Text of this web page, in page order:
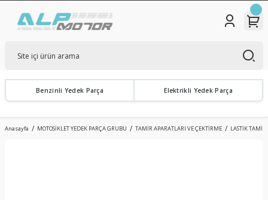
Benzinli Yedek Parça Elektrikli Yedek Parça
Anasayfa MOTOSİKLET YEDEK PARÇA GRUBU TAMİR APARATLARI VE ÇEKTİRME LASTİK TAMİR